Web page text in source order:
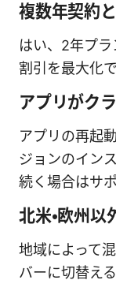
複数年契約
はい、2年プ
割引を最大化で
アプリがク
アプリの再起
ジョンのイン
続く場合はサ
北米・欧州
地域によって
バーに切替え